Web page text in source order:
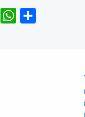
LinkedIn
WhatsApp